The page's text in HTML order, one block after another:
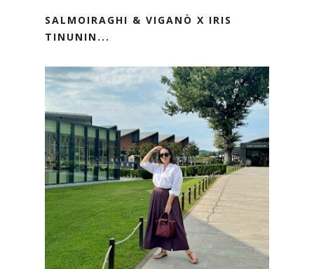
SALMOIRAGHI & VIGANÒ X IRIS
TINUNIN...